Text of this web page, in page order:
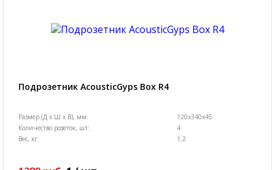
Подрозетник AcousticGyps Box R4
Размер (Д х Ш х В), мм:
120x340x45
Количество розеток, шт:
4
Вес, кг:
1,2